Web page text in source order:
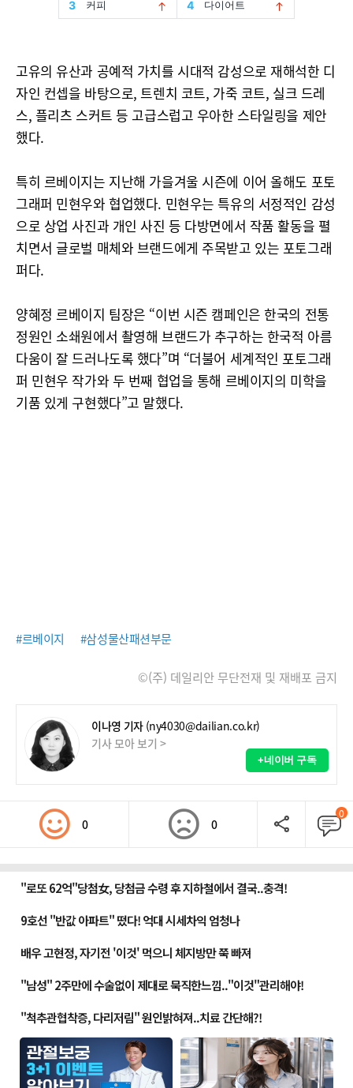
고유의 유산과 공예적 가치를 시대적 감성으로 재해석한 디
자인 컨셉을 바탕으로, 트렌치 코트, 가죽 코트, 실크 드레
스, 플리츠 스커트 등 고급스럽고 우아한 스타일링을 제안
했다.
특히 르베이지는 지난해 가을겨울 시즌에 이어 올해도 포토
그래퍼 민현우와 협업했다. 민현우는 특유의 서정적인 감성
으로 상업 사진과 개인 사진 등 다방면에서 작품 활동을 펼
치면서 글로벌 매체와 브랜드에게 주목받고 있는 포토그래
퍼다.
양혜정 르베이지 팀장은 “이번 시즌 캠페인은 한국의 전통
정원인 소쇄원에서 촬영해 브랜드가 추구하는 한국적 아름
다움이 잘 드러나도록 했다”며 “더불어 세계적인 포토그래
퍼 민현우 작가와 두 번째 협업을 통해 르베이지의 미학을
기품 있게 구현했다”고 말했다.
#르베이지 #삼성물산패션부문
©(주) 데일리안 무단전재 및 재배포 금지
이나영 기자 (ny4030@dailian.co.kr)
기사 모아 보기 >
+네이버 구독
0 0
0